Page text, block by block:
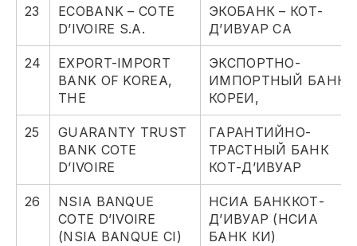
23
ECOBANK – COTE
D’IVOIRE S.A.
ЭКОБАНК – КОТ-
Д’ИВУАР СА
24
EXPORT-IMPORT
BANK OF KOREA,
THE
ЭКСПОРТНО-
ИМПОРТНЫЙ БАНК
КОРЕИ,
25
GUARANTY TRUST
BANK COTE
D’IVOIRE
ГАРАНТИЙНО-
ТРАСТНЫЙ БАНК
КОТ-Д’ИВУАР
26
NSIA BANQUE
COTE D’IVOIRE
(NSIA BANQUE CI)
НСИА БАНККОТ-
Д’ИВУАР (НСИА
БАНК КИ)